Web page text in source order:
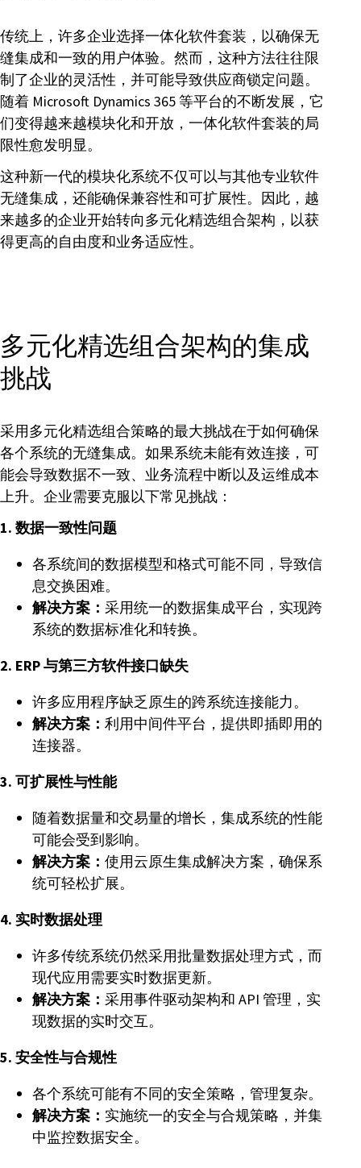
传统上，许多企业选择一体化软件套装，以确保无
缝集成和一致的用户体验。然而，这种方法往往限
制了企业的灵活性，并可能导致供应商锁定问题。
随着 Microsoft Dynamics 365 等平台的不断发展，它
们变得越来越模块化和开放，一体化软件套装的局
限性愈发明显。
这种新一代的模块化系统不仅可以与其他专业软件
无缝集成，还能确保兼容性和可扩展性。因此，越
来越多的企业开始转向多元化精选组合架构，以获
得更高的自由度和业务适应性。
多元化精选组合架构的集成
挑战
采用多元化精选组合策略的最大挑战在于如何确保
各个系统的无缝集成。如果系统未能有效连接，可
能会导致数据不一致、业务流程中断以及运维成本
上升。企业需要克服以下常见挑战：
1. 数据一致性问题
各系统间的数据模型和格式可能不同，导致信
息交换困难。
解决方案： 采用统一的数据集成平台，实现跨
系统的数据标准化和转换。
2. ERP 与第三方软件接口缺失
许多应用程序缺乏原生的跨系统连接能力。
解决方案： 利用中间件平台，提供即插即用的
连接器。
3. 可扩展性与性能
随着数据量和交易量的增长，集成系统的性能
可能会受到影响。
解决方案： 使用云原生集成解决方案，确保系
统可轻松扩展。
4. 实时数据处理
许多传统系统仍然采用批量数据处理方式，而
现代应用需要实时数据更新。
解决方案： 采用事件驱动架构和 API 管理，实
现数据的实时交互。
5. 安全性与合规性
各个系统可能有不同的安全策略，管理复杂。
解决方案： 实施统一的安全与合规策略，并集
中监控数据安全。